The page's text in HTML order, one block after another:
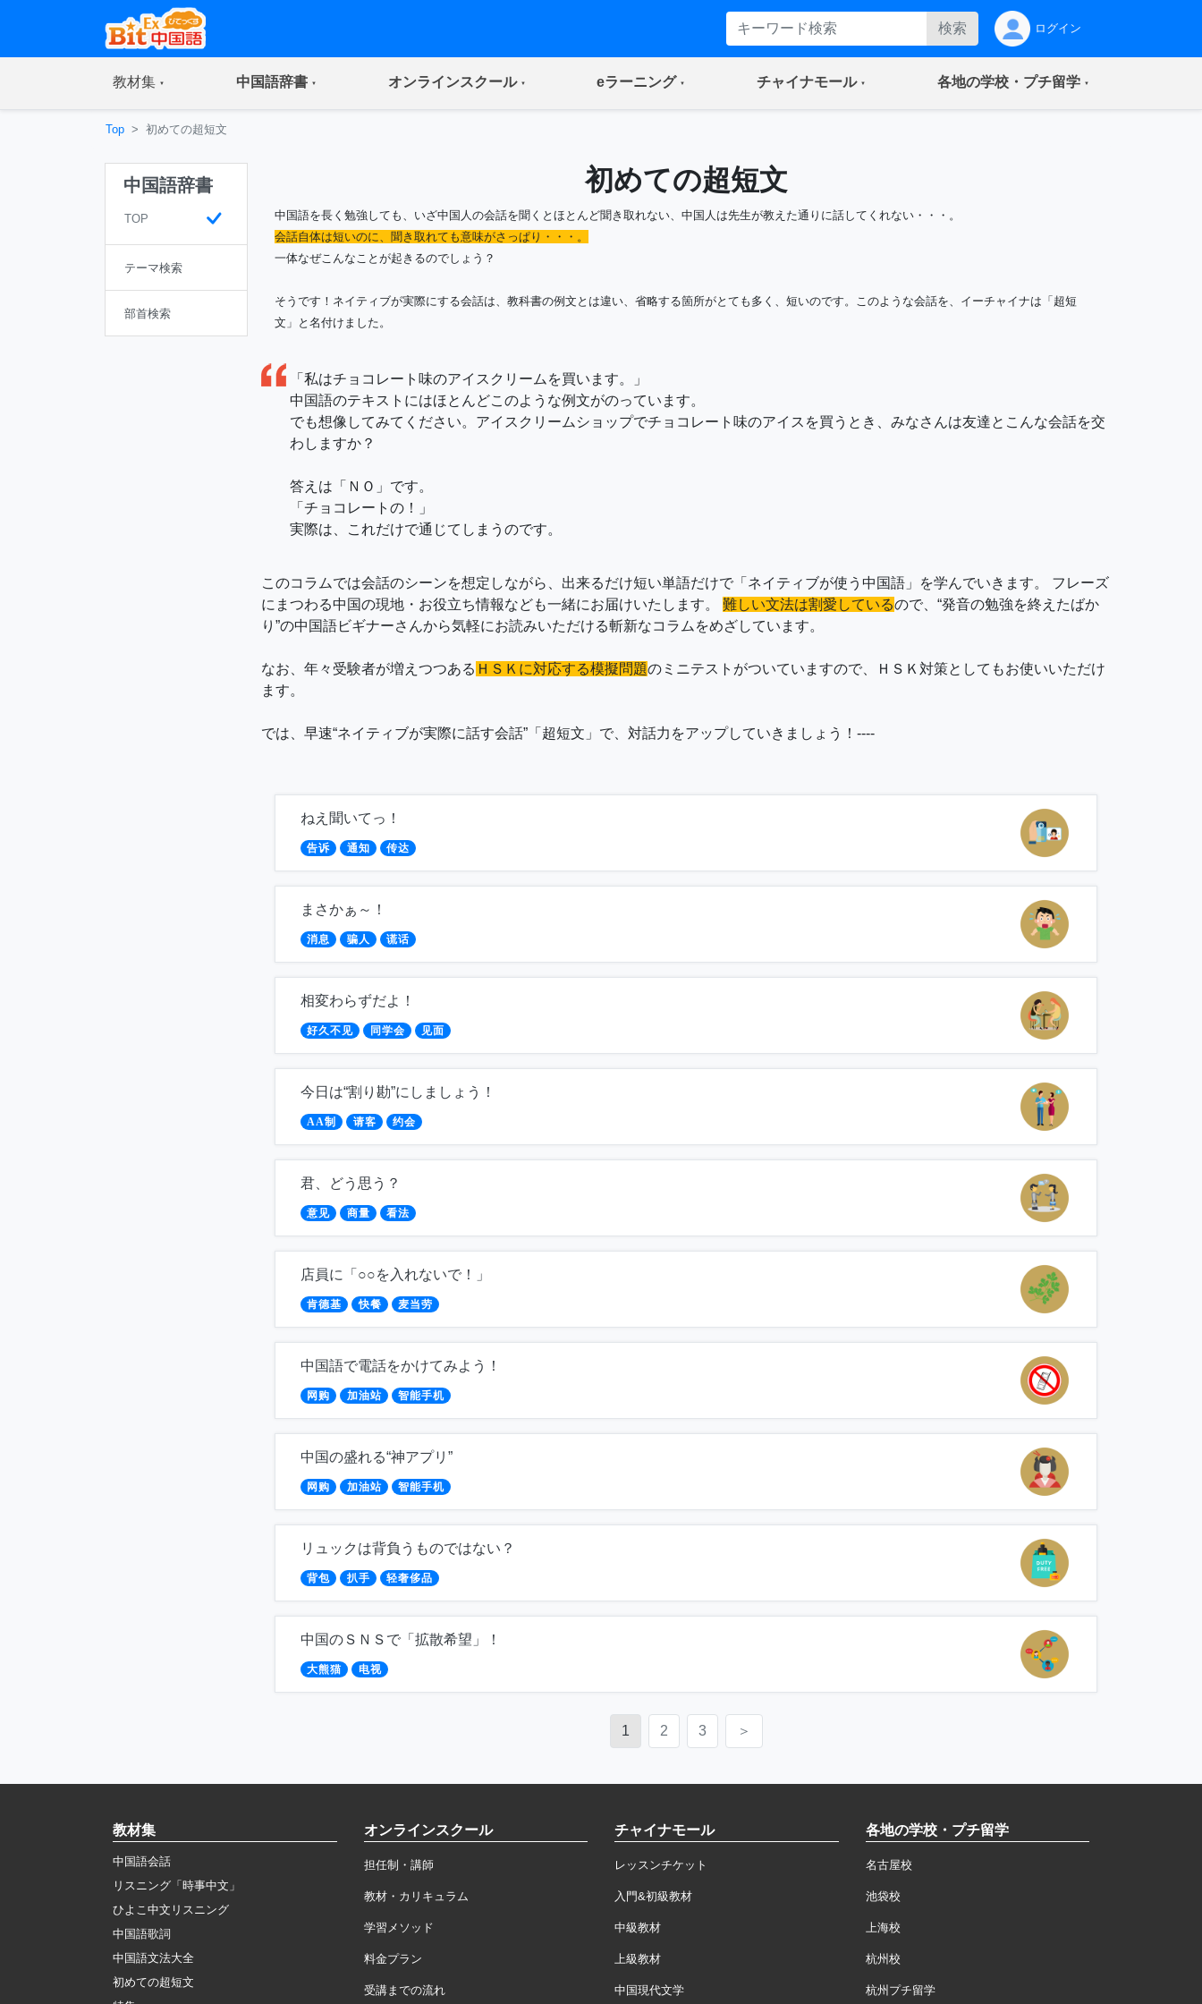
検索 ログイン
教材集(current) 中国語辞書(current) オンラインスクール(current) eラーニング(current) チャイナモール(current) 各地の学校・プチ留学(current)
Top 初めての超短文
中国語辞書
TOP
テーマ検索
部首検索
初めての超短文
中国語を長く勉強しても、いざ中国人の会話を聞くとほとんど聞き取れない、中国人は先生が教えた通りに話してくれない・・・。
会話自体は短いのに、聞き取れても意味がさっぱり・・・。
一体なぜこんなことが起きるのでしょう？
そうです！ネイティブが実際にする会話は、教科書の例文とは違い、省略する箇所がとても多く、短いのです。このような会話を、イーチャイナは「超短
文」と名付けました。
「私はチョコレート味のアイスクリームを買います。」
中国語のテキストにはほとんどこのような例文がのっています。
でも想像してみてください。アイスクリームショップでチョコレート味のアイスを買うとき、みなさんは友達とこんな会話を交
わしますか？
答えは「ＮＯ」です。
「チョコレートの！」
実際は、これだけで通じてしまうのです。
このコラムでは会話のシーンを想定しながら、出来るだけ短い単語だけで「ネイティブが使う中国語」を学んでいきます。 フレーズ
にまつわる中国の現地・お役立ち情報なども一緒にお届けいたします。 難しい文法は割愛しているので、“発音の勉強を終えたばか
り”の中国語ビギナーさんから気軽にお読みいただける斬新なコラムをめざしています。
なお、年々受験者が増えつつある ＨＳＫに対応する模擬問題のミニテストがついていますので、ＨＳＫ対策としてもお使いいただけ
ます。
では、早速“ネイティブが実際に話す会話”「超短文」で、対話力をアップしていきましょう！----
ねえ聞いてっ！
告诉 通知 传达
まさかぁ～！
消息 骗人 谎话
相変わらずだよ！
好久不见 同学会 见面
今日は“割り勘”にしましょう！
AA制 请客 约会
君、どう思う？
意见 商量 看法
店員に「○○を入れないで！」
肯德基 快餐 麦当劳
中国語で電話をかけてみよう！
网购 加油站 智能手机
中国の盛れる“神アプリ”
网购 加油站 智能手机
リュックは背負うものではない？
背包 扒手 轻奢侈品
中国のＳＮＳで「拡散希望」！
大熊猫 电视
1 2 3 ＞
教材集
中国語会話
リスニング「時事中文」
ひよこ中文リスニング
中国語歌詞
中国語文法大全
初めての超短文
オンラインスクール
担任制・講師
教材・カリキュラム
学習メソッド
料金プラン
受講までの流れ
チャイナモール
レッスンチケット
入門&初級教材
中級教材
上級教材
中国現代文学
各地の学校・プチ留学
名古屋校
池袋校
上海校
杭州校
杭州プチ留学